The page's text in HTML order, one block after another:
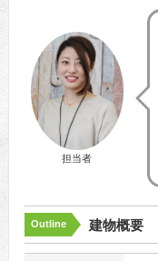
担当者
Outline 建物概要